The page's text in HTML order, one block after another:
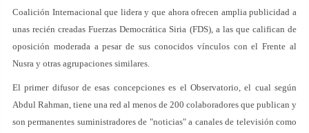
Coalición Internacional que lidera y que ahora ofrecen amplia publicidad a
unas recién creadas Fuerzas Democrática Siria (FDS), a las que califican de
oposición moderada a pesar de sus conocidos vínculos con el Frente al
Nusra y otras agrupaciones similares.
El primer difusor de esas concepciones es el Observatorio, el cual según
Abdul Rahman, tiene una red al menos de 200 colaboradores que publican y
son permanentes suministradores de "noticias" a canales de televisión como